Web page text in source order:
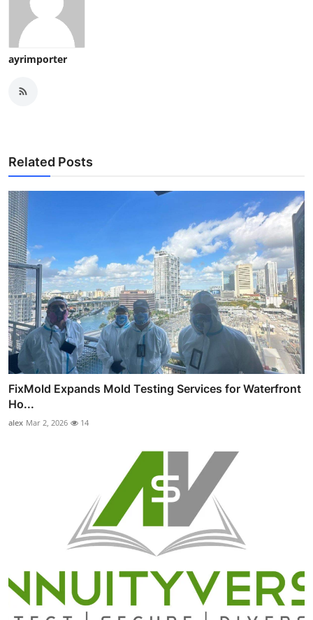
ayrimporter
Related Posts
FixMold Expands Mold Testing Services for Waterfront
Ho...
alex Mar 2, 2026 14